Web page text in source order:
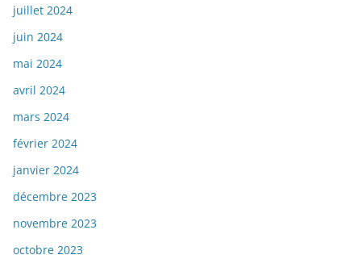
juillet 2024
juin 2024
mai 2024
avril 2024
mars 2024
février 2024
janvier 2024
décembre 2023
novembre 2023
octobre 2023